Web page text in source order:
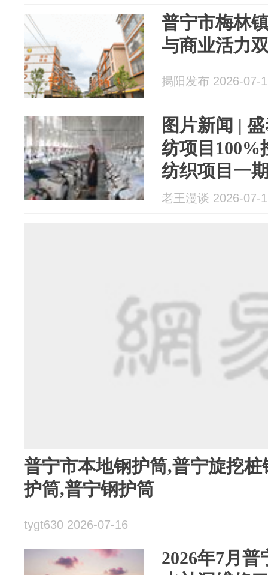
普宁市梅林
与商业活力
揭阳发布 2026-07-
图片新闻 |
纺项目100%
纺织项目一
总投资207
老王漫谈 2026-07-
普宁市本地钢护筒,普宁旋挖
护筒,普宁钢护筒
tygt630 2026-07-16
2026年7月